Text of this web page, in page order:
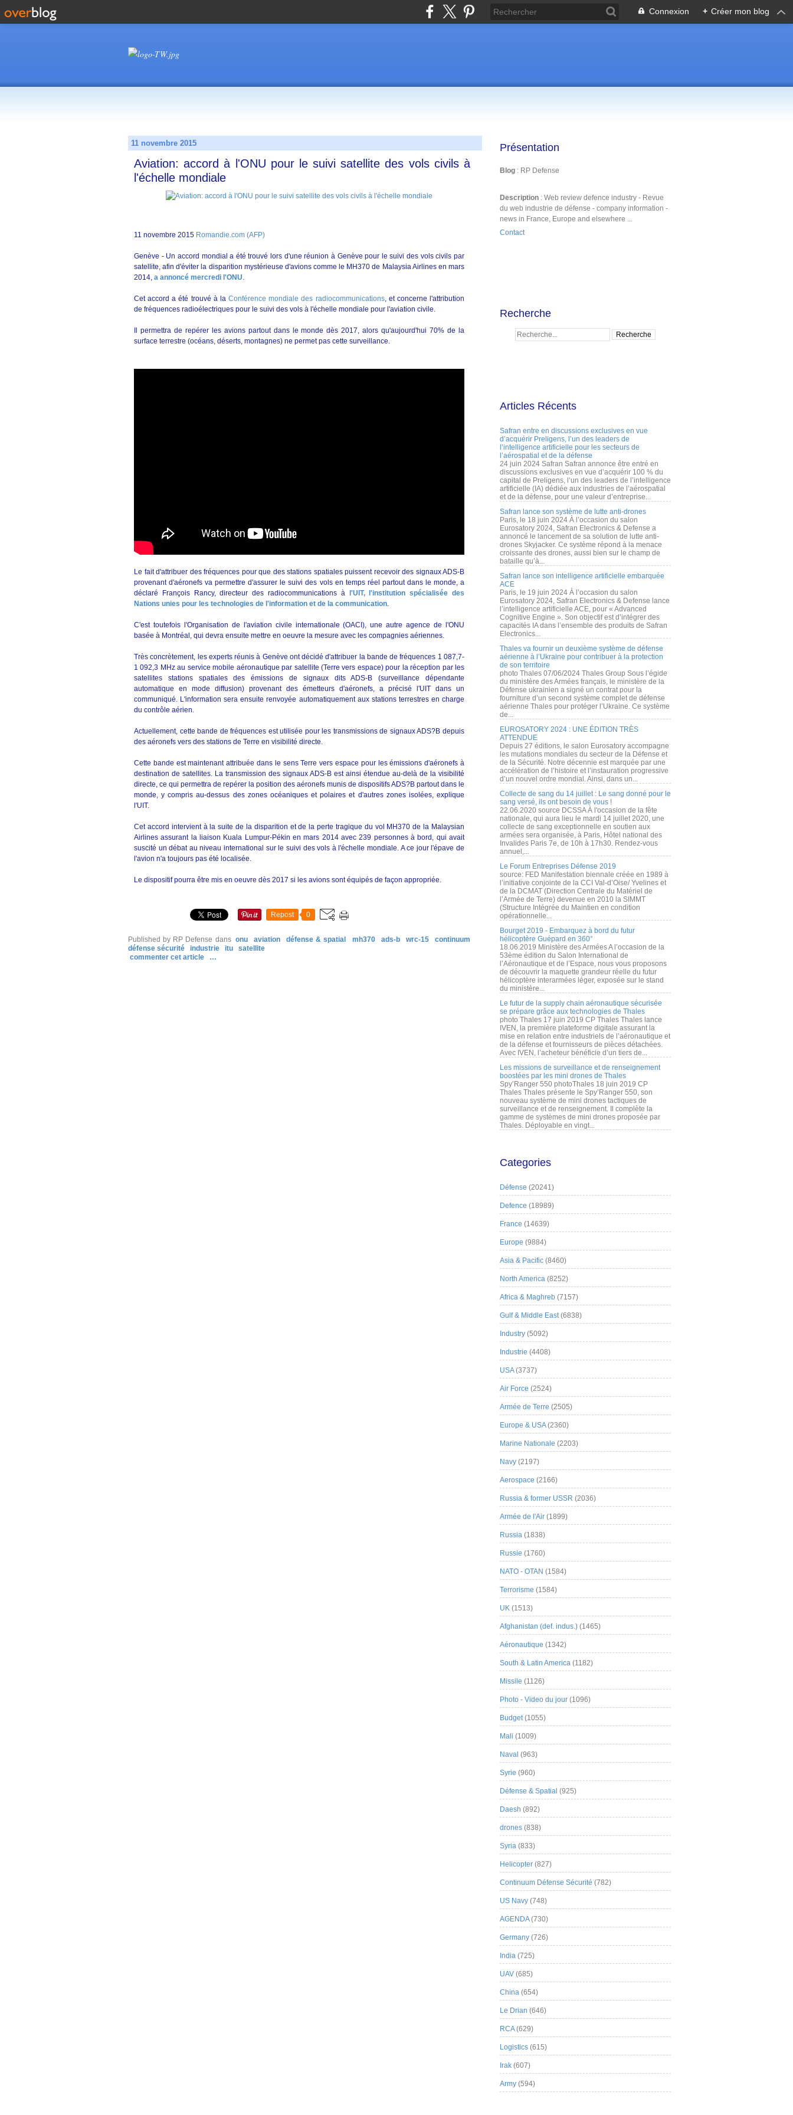
Connexion + Créer mon blog
11 novembre 2015
Aviation: accord à l'ONU pour le suivi satellite des vols civils à
l'échelle mondiale
11 novembre 2015 Romandie.com (AFP)
Genève - Un accord mondial a été trouvé lors d'une réunion à Genève pour le suivi des vols civils par
satellite, afin d'éviter la disparition mystérieuse d'avions comme le MH370 de Malaysia Airlines en mars
2014, a annoncé mercredi l'ONU.
Cet accord a été trouvé à laConférence mondiale des radiocommunications, et concerne l'attribution
de fréquences radioélectriques pour le suivi des vols à l'échelle mondiale pour l'aviation civile.
Il permettra de repérer les avions partout dans le monde dès 2017, alors qu'aujourd'hui 70% de la
surface terrestre (océans, déserts, montagnes) ne permet pas cette surveillance.
Le fait d'attribuer des fréquences pour que des stations spatiales puissent recevoir des signaux ADS-B
provenant d'aéronefs va permettre d'assurer le suivi des vols en temps réel partout dans le monde, a
déclaré François Rancy, directeur des radiocommunications à
l'UIT, l'institution spécialisée des
Nations unies pour les technologies de l'information et de la communication.
C'est toutefois l'Organisation de l'aviation civile internationale (OACI), une autre agence de l'ONU
basée à Montréal, qui devra ensuite mettre en oeuvre la mesure avec les compagnies aériennes.
Très concrètement, les experts réunis à Genève ont décidé d'attribuer la bande de fréquences 1 087,7-
1 092,3 MHz au service mobile aéronautique par satellite (Terre vers espace) pour la réception par les
satellites stations spatiales des émissions de signaux dits ADS-B (surveillance dépendante
automatique en mode diffusion) provenant des émetteurs d'aéronefs, a précisé l'UIT dans un
communiqué. L'information sera ensuite renvoyée automatiquement aux stations terrestres en charge
du contrôle aérien.
Actuellement, cette bande de fréquences est utilisée pour les transmissions de signaux ADS?B depuis
des aéronefs vers des stations de Terre en visibilité directe.
Cette bande est maintenant attribuée dans le sens Terre vers espace pour les émissions d'aéronefs à
destination de satellites. La transmission des signaux ADS-B est ainsi étendue au-delà de la visibilité
directe, ce qui permettra de repérer la position des aéronefs munis de dispositifs ADS?B partout dans le
monde, y compris au-dessus des zones océaniques et polaires et d'autres zones isolées, explique
l'UIT.
Cet accord intervient à la suite de la disparition et de la perte tragique du vol MH370 de la Malaysian
Airlines assurant la liaison Kuala Lumpur-Pékin en mars 2014 avec 239 personnes à bord, qui avait
suscité un débat au niveau international sur le suivi des vols à l'échelle mondiale. A ce jour l'épave de
l'avion n'a toujours pas été localisée.
Le dispositif pourra être mis en oeuvre dès 2017 si les avions sont équipés de façon appropriée.
Repost 0
Published by RP Defense dans onu aviation défense & spatial mh370 ads-b wrc-15
continuum
défense sécurité
industrie itu
satellite
commenter cet article
…
Présentation
Blog : RP Defense
Description : Web review defence industry - Revue
du web industrie de défense - company information -
news in France, Europe and elsewhere ...
Contact
Recherche
Articles Récents
Safran entre en discussions exclusives en vue
d’acquérir Preligens, l’un des leaders de
l’intelligence artificielle pour les secteurs de
l’aérospatial et de la défense
24 juin 2024 Safran Safran annonce être entré en
discussions exclusives en vue d’acquérir 100 % du
capital de Preligens, l’un des leaders de l’intelligence
artificielle (IA) dédiée aux industries de l’aérospatial
et de la défense, pour une valeur d’entreprise...
Safran lance son système de lutte anti-drones
Paris, le 18 juin 2024 À l’occasion du salon
Eurosatory 2024, Safran Electronics & Defense a
annoncé le lancement de sa solution de lutte anti-
drones Skyjacker. Ce système répond à la menace
croissante des drones, aussi bien sur le champ de
bataille qu’à...
Safran lance son intelligence artificielle embarquée
ACE
Paris, le 19 juin 2024 À l’occasion du salon
Eurosatory 2024, Safran Electronics & Defense lance
l’intelligence artificielle ACE, pour « Advanced
Cognitive Engine ». Son objectif est d’intégrer des
capacités IA dans l’ensemble des produits de Safran
Electronics...
Thales va fournir un deuxième système de défense
aérienne à l’Ukraine pour contribuer à la protection
de son territoire
photo Thales 07/06/2024 Thales Group Sous l’égide
du ministère des Armées français, le ministère de la
Défense ukrainien a signé un contrat pour la
fourniture d’un second système complet de défense
aérienne Thales pour protéger l’Ukraine. Ce système
de...
EUROSATORY 2024 : UNE ÉDITION TRÈS
ATTENDUE
Depuis 27 éditions, le salon Eurosatory accompagne
les mutations mondiales du secteur de la Défense et
de la Sécurité. Notre décennie est marquée par une
accélération de l’histoire et l’instauration progressive
d’un nouvel ordre mondial. Ainsi, dans un...
Collecte de sang du 14 juillet : Le sang donné pour le
sang versé, ils ont besoin de vous !
22.06.2020 source DCSSA À l'occasion de la fête
nationale, qui aura lieu le mardi 14 juillet 2020, une
collecte de sang exceptionnelle en soutien aux
armées sera organisée, à Paris, Hôtel national des
Invalides Paris 7e, de 10h à 17h30. Rendez-vous
annuel,...
Le Forum Entreprises Défense 2019
source: FED Manifestation biennale créée en 1989 à
l’initiative conjointe de la CCI Val-d’Oise/ Yvelines et
de la DCMAT (Direction Centrale du Matériel de
l’Armée de Terre) devenue en 2010 la SIMMT
(Structure Intégrée du Maintien en condition
opérationnelle...
Bourget 2019 - Embarquez à bord du futur
hélicoptère Guépard en 360°
18.06.2019 Ministère des Armées A l’occasion de la
53ème édition du Salon International de
l’Aéronautique et de l’Espace, nous vous proposons
de découvrir la maquette grandeur réelle du futur
hélicoptère interarmées léger, exposée sur le stand
du ministère...
Le futur de la supply chain aéronautique sécurisée
se prépare grâce aux technologies de Thales
photo Thales 17 juin 2019 CP Thales Thales lance
IVEN, la première plateforme digitale assurant la
mise en relation entre industriels de l’aéronautique et
de la défense et fournisseurs de pièces détachées.
Avec IVEN, l’acheteur bénéficie d’un tiers de...
Les missions de surveillance et de renseignement
boostées par les mini drones de Thales
Spy’Ranger 550 photoThales 18 juin 2019 CP
Thales Thales présente le Spy’Ranger 550, son
nouveau système de mini drones tactiques de
surveillance et de renseignement. Il complète la
gamme de systèmes de mini drones proposée par
Thales. Déployable en vingt...
Categories
Défense (20241)
Defence (18989)
France (14639)
Europe (9884)
Asia & Pacific (8460)
North America (8252)
Africa & Maghreb (7157)
Gulf & Middle East(6838)
Industry (5092)
Industrie (4408)
USA(3737)
Air Force (2524)
Armée de Terre (2505)
Europe & USA(2360)
Marine Nationale (2203)
Navy (2197)
Aerospace (2166)
Russia & former USSR (2036)
Armée de l'Air (1899)
Russia (1838)
Russie (1760)
NATO - OTAN (1584)
Terrorisme (1584)
UK (1513)
Afghanistan (def. indus.) (1465)
Aéronautique (1342)
South & Latin America (1182)
Missile (1126)
Photo - Video du jour (1096)
Budget(1055)
Mali (1009)
Naval (963)
Syrie (960)
Défense & Spatial (925)
Daesh (892)
drones (838)
Syria (833)
Helicopter (827)
Continuum Défense Sécurité (782)
US Navy (748)
AGENDA(730)
Germany (726)
India (725)
UAV (685)
China (654)
Le Drian (646)
RCA(629)
Logistics (615)
Irak (607)
Army (594)